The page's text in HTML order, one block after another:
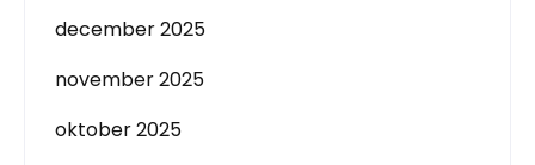
december 2025
november 2025
oktober 2025